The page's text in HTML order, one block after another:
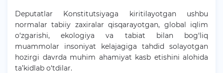
Deputatlar Konstitutsiyaga kiritilayotgan ushbu
normalar tabiiy zaxiralar qisqarayotgan, global iqlim
o‘zgarishi, ekologiya va tabiat bilan bog‘liq
muammolar insoniyat kelajagiga tahdid solayotgan
hozirgi davrda muhim ahamiyat kasb etishini alohida
ta’kidlab o‘tdilar.